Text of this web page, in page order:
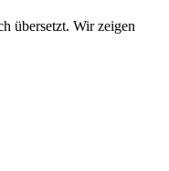
übersetzt. Wir zeigen